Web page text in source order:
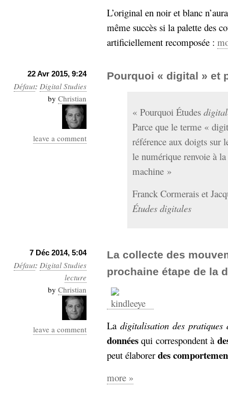
L’original en noir et blanc
même succès si la palette des
artificiellement recomposée :
22 Avr 2015, 9:24
Défaut: Digital Studies
by Christian
leave a comment
Pourquoi « digital » et
« Pourquoi Études
Parce que le terme «
référence aux doigts sur
le numérique renvoie à
machine »
Franck Cormerais et
Études digitales
7 Déc 2014, 5:04
Défaut: Digital Studies
lecture
by Christian
leave a comment
La collecte des
prochaine étape de la
La digitalisation des pratiques
données qui correspondent à
peut élaborer des
more »
Web-2.0Web-
Sémantique
écriture
Archives